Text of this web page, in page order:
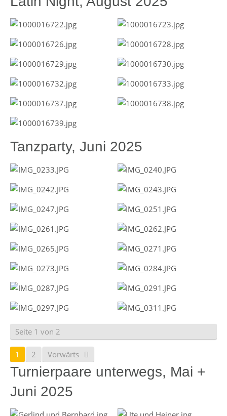
Tanzparty, Juni 2025
Seite 1 von 2
1 2 Vorwärts
Turnierpaare unterwegs, Mai +
Juni 2025